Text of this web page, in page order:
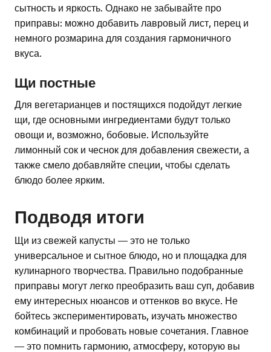
сытность и яркость. Однако не забывайте про
приправы: можно добавить лавровый лист, перец и
немного розмарина для создания гармоничного
вкуса.
Щи постные
Для вегетарианцев и постящихся подойдут легкие
щи, где основными ингредиентами будут только
овощи и, возможно, бобовые. Используйте
лимонный сок и чеснок для добавления свежести, а
также смело добавляйте специи, чтобы сделать
блюдо более ярким.
Подводя итоги
Щи из свежей капусты — это не только
универсальное и сытное блюдо, но и площадка для
кулинарного творчества. Правильно подобранные
приправы могут легко преобразить ваш суп, добавив
ему интересных нюансов и оттенков во вкусе. Не
бойтесь экспериментировать, изучать множество
комбинаций и пробовать новые сочетания. Главное
— это помнить гармонию, атмосферу, которую вы